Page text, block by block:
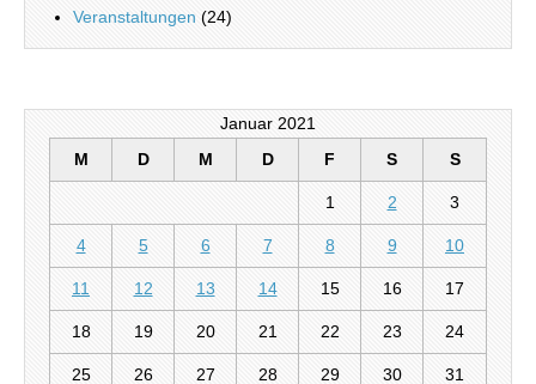
Veranstaltungen (24)
Januar 2021
M
D M D F S S
1 2 3
4 5 6 7 8 9 10
11 12 13 14 15 16 17
18 19 20 21 22 23 24
25 26 27 28 29 30
31